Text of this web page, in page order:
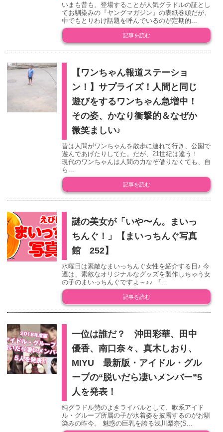
いまも昔も、登場することが人気グラドルの証とし
てお馴染みの『ヤングマガジン』の表紙巻頭だが、
中でもとりわけ話題を呼んでいるのが定期的...
記事を読む
【ワンちゃん報道ステーショ
ン！】サプライズ！人間と同じ
遊びをするワンちゃん急増中！
その姿、かなり衝撃的＆なぜか
微笑ましい♪
昔は人間がワンちゃんを散歩に連れて行き、公園で
遊んであげたりしてた。だが、21世紀は違う！
現代のワンちゃんは人間の力なぞ借りなくても、自
ら...
記事を読む
謎の美女が「いや〜ん。まいっ
ちんぐ！」【まいっちんぐ写真
館 252】
水曜日は素敵なまいっちんぐ女性を紹介する日♪ 今
週は、素敵なオリジナルなグッズを製作しちゃう女
の子のまいっちんぐですよ～♪♪ 『...
記事を読む
一位は誰だ？ 沖田彩華、田中
優香、南口奈々、真木しおり、
MIYU 最新版・アイドル・グル
ープの“脱いだら凄いメンバー”5
人を発表！
純グラドル勢のよきライバルとして、歌系アイド
ル・グループ所属の子が水着姿を披露するのがお馴
染みの昨今。 魅惑の巨乳を誇る浅川梨奈(S...